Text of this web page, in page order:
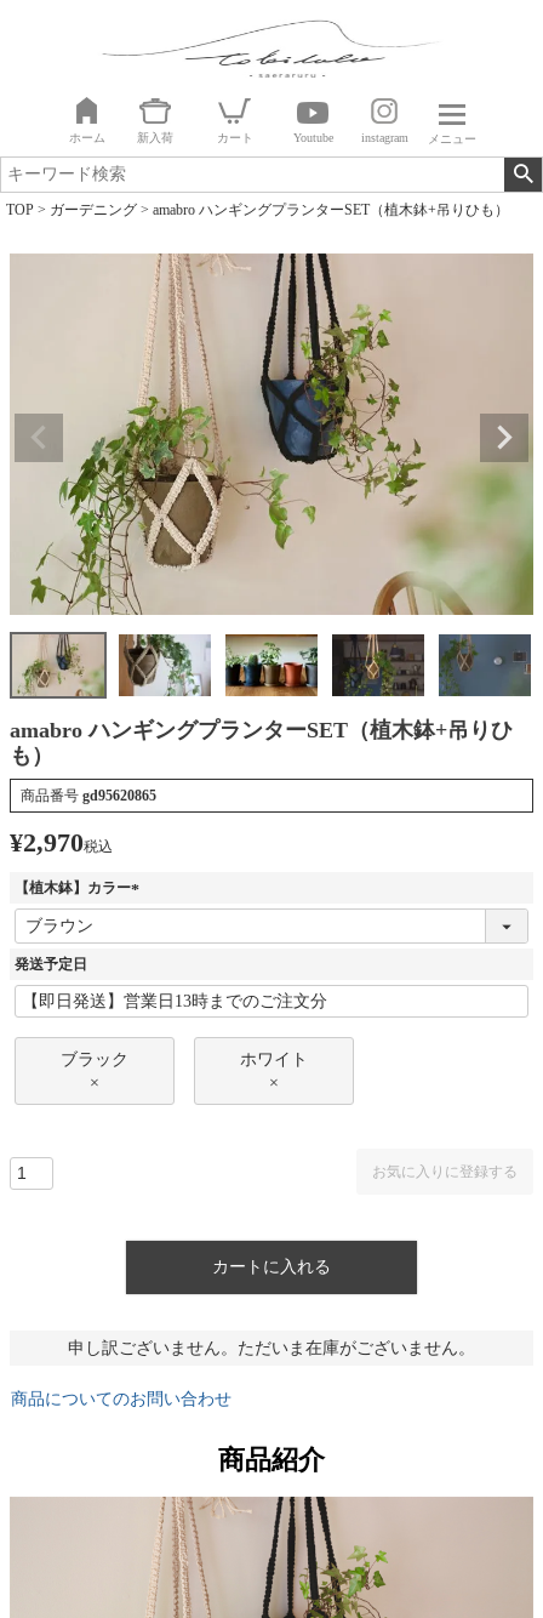
ホーム 新入荷 カート Youtube instagram メニュー
TOP ガーデニング amabro ハンギングプランターSET（植木鉢+吊りひも）
amabro ハンギングプランターSET（植木鉢+吊りひ
も）
商品番号 gd95620865
¥2,970税込
【植木鉢】カラー
(
発送予定日
ブラック
×
ホワイト
×
お気に入りに登録する
カートに入れる
申し訳ございません。ただいま在庫がございません。
商品についてのお問い合わせ
商品紹介